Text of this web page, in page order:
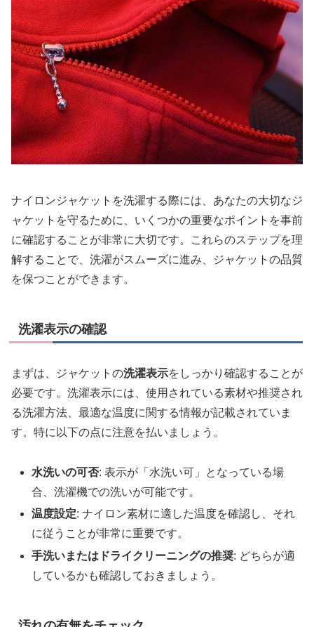
ナイロンジャケットを洗濯する際には、あなたの大切なジ
ャケットを守るために、いくつかの重要なポイントを事前
に確認することが非常に大切です。これらのステップを理
解することで、洗濯がスムーズに進み、ジャケットの品質
を保つことができます。
洗濯表示の確認
まずは、ジャケットの洗濯表示をしっかり確認することが
必要です。洗濯表示には、使用されている素材や推奨され
る洗濯方法、最適な温度に関する情報が記載されていま
す。特に以下の点に注意を払いましょう。
水洗いの可否: 表示が「水洗い可」となっている場
合、洗濯機での洗いが可能です。
温度設定: ナイロン素材に適した温度を確認し、それ
に従うことが非常に重要です。
手洗いまたはドライクリーニングの推奨: どちらが適
しているかも確認しておきましょう。